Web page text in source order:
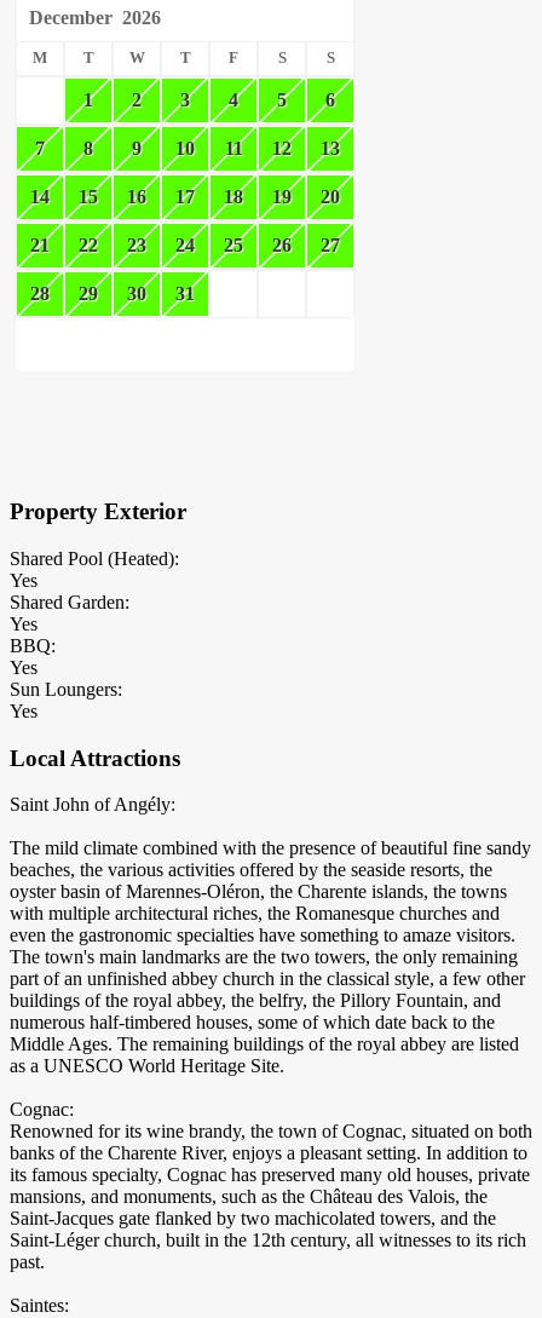
December 2026
M T W T F S S
1 2 3 4 5 6
7 8 9 10 11 12 13
14 15 16 17 18 19 20
21 22 23 24 25 26 27
28 29 30 31
Property Exterior
Shared Pool (Heated):
Yes
Shared Garden:
Yes
BBQ:
Yes
Sun Loungers:
Yes
Local Attractions
Saint John of Angély:
The mild climate combined with the presence of beautiful fine sandy
beaches, the various activities offered by the seaside resorts, the
oyster basin of Marennes-Oléron, the Charente islands, the towns
with multiple architectural riches, the Romanesque churches and
even the gastronomic specialties have something to amaze visitors.
The town's main landmarks are the two towers, the only remaining
part of an unfinished abbey church in the classical style, a few other
buildings of the royal abbey, the belfry, the Pillory Fountain, and
numerous half-timbered houses, some of which date back to the
Middle Ages. The remaining buildings of the royal abbey are listed
as a UNESCO World Heritage Site.
Cognac:
Renowned for its wine brandy, the town of Cognac, situated on both
banks of the Charente River, enjoys a pleasant setting. In addition to
its famous specialty, Cognac has preserved many old houses, private
mansions, and monuments, such as the Château des Valois, the
Saint-Jacques gate flanked by two machicolated towers, and the
Saint-Léger church, built in the 12th century, all witnesses to its rich
past.
Saintes: